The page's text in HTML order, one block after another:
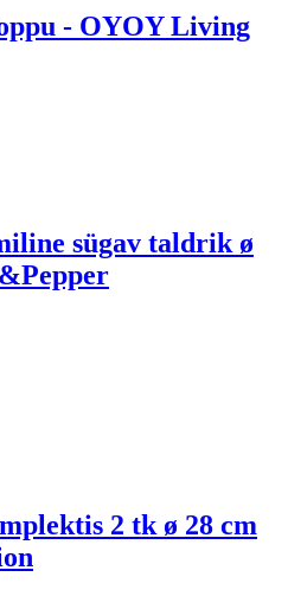
- OYOY Living
sügav taldrik ø
2 tk ø 28 cm